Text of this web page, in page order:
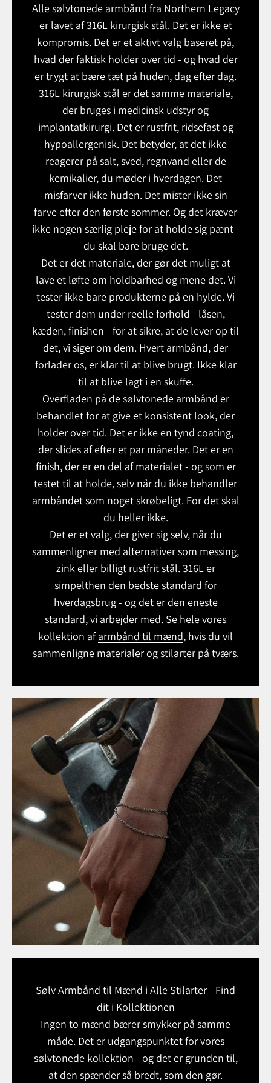
Alle sølvtonede armbånd fra Northern Legacy
er lavet af 316L kirurgisk stål. Det er ikke et
kompromis. Det er et aktivt valg baseret på,
hvad der faktisk holder over tid - og hvad der
er trygt at bære tæt på huden, dag efter dag.
316L kirurgisk stål er det samme materiale,
der bruges i medicinsk udstyr og
implantatkirurgi. Det er rustfrit, ridsefast og
hypoallergenisk. Det betyder, at det ikke
reagerer på salt, sved, regnvand eller de
kemikalier, du møder i hverdagen. Det
misfarver ikke huden. Det mister ikke sin
farve efter den første sommer. Og det kræver
ikke nogen særlig pleje for at holde sig pænt -
du skal bare bruge det.
Det er det materiale, der gør det muligt at
lave et løfte om holdbarhed og mene det. Vi
tester ikke bare produkterne på en hylde. Vi
tester dem under reelle forhold - låsen,
kæden, finishen - for at sikre, at de lever op til
det, vi siger om dem. Hvert armbånd, der
forlader os, er klar til at blive brugt. Ikke klar
til at blive lagt i en skuffe.
Overfladen på de sølvtonede armbånd er
behandlet for at give et konsistent look, der
holder over tid. Det er ikke en tynd coating,
der slides af efter et par måneder. Det er en
finish, der er en del af materialet - og som er
testet til at holde, selv når du ikke behandler
armbåndet som noget skrøbeligt. For det skal
du heller ikke.
Det er et valg, der giver sig selv, når du
sammenligner med alternativer som messing,
zink eller billigt rustfrit stål. 316L er
simpelthen den bedste standard for
hverdagsbrug - og det er den eneste
standard, vi arbejder med. Se hele vores
kollektion afarmbånd til mænd, hvis du vil
sammenligne materialer og stilarter på tværs.
Sølv Armbånd til Mænd i Alle Stilarter - Find
dit i Kollektionen
Ingen to mænd bærer smykker på samme
måde. Det er udgangspunktet for vores
sølvtonede kollektion - og det er grunden til,
at den spænder så bredt, som den gør.